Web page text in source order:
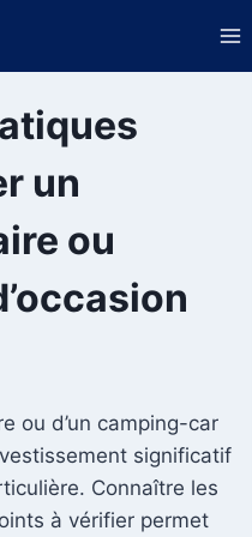
un
ou
ou d’un camping-car
significatif
Connaître les
à vérifier permet